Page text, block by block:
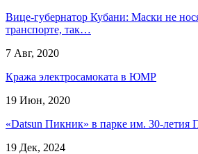
Вице-губернатор Кубани: Маски не
транспорте, так…
7 Авг, 2020
Кража электросамоката в ЮМР
19 Июн, 2020
«Datsun Пикник» в парке им. 30-летия
19 Дек, 2024